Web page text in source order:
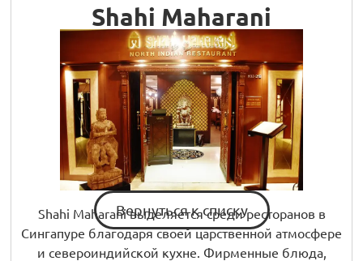
Shahi Maharani
Вернуться к списку
Shahi Maharani выделяется среди ресторанов в
Сингапуре благодаря своей царственной атмосфере
и североиндийской кухне. Фирменные блюда,